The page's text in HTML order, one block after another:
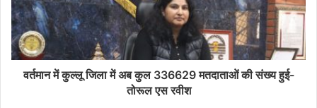
वर्तमान में कुल्लू जिला में अब कुल 336629 मतदाताओं की संख्य हुई-
तोरूल एस रवीश